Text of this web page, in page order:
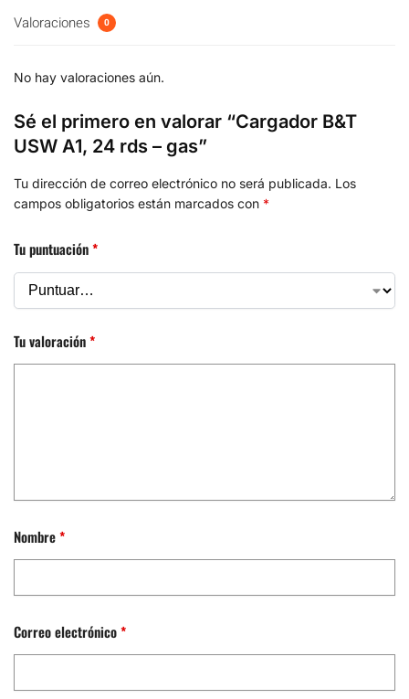
Valoraciones 0
No hay valoraciones aún.
Sé el primero en valorar “Cargador B&T
USW A1, 24 rds – gas”
Tu dirección de correo electrónico no será publicada. Los
campos obligatorios están marcados con *
Tu puntuación*
Tu valoración*
Nombre*
Correo electrónico*